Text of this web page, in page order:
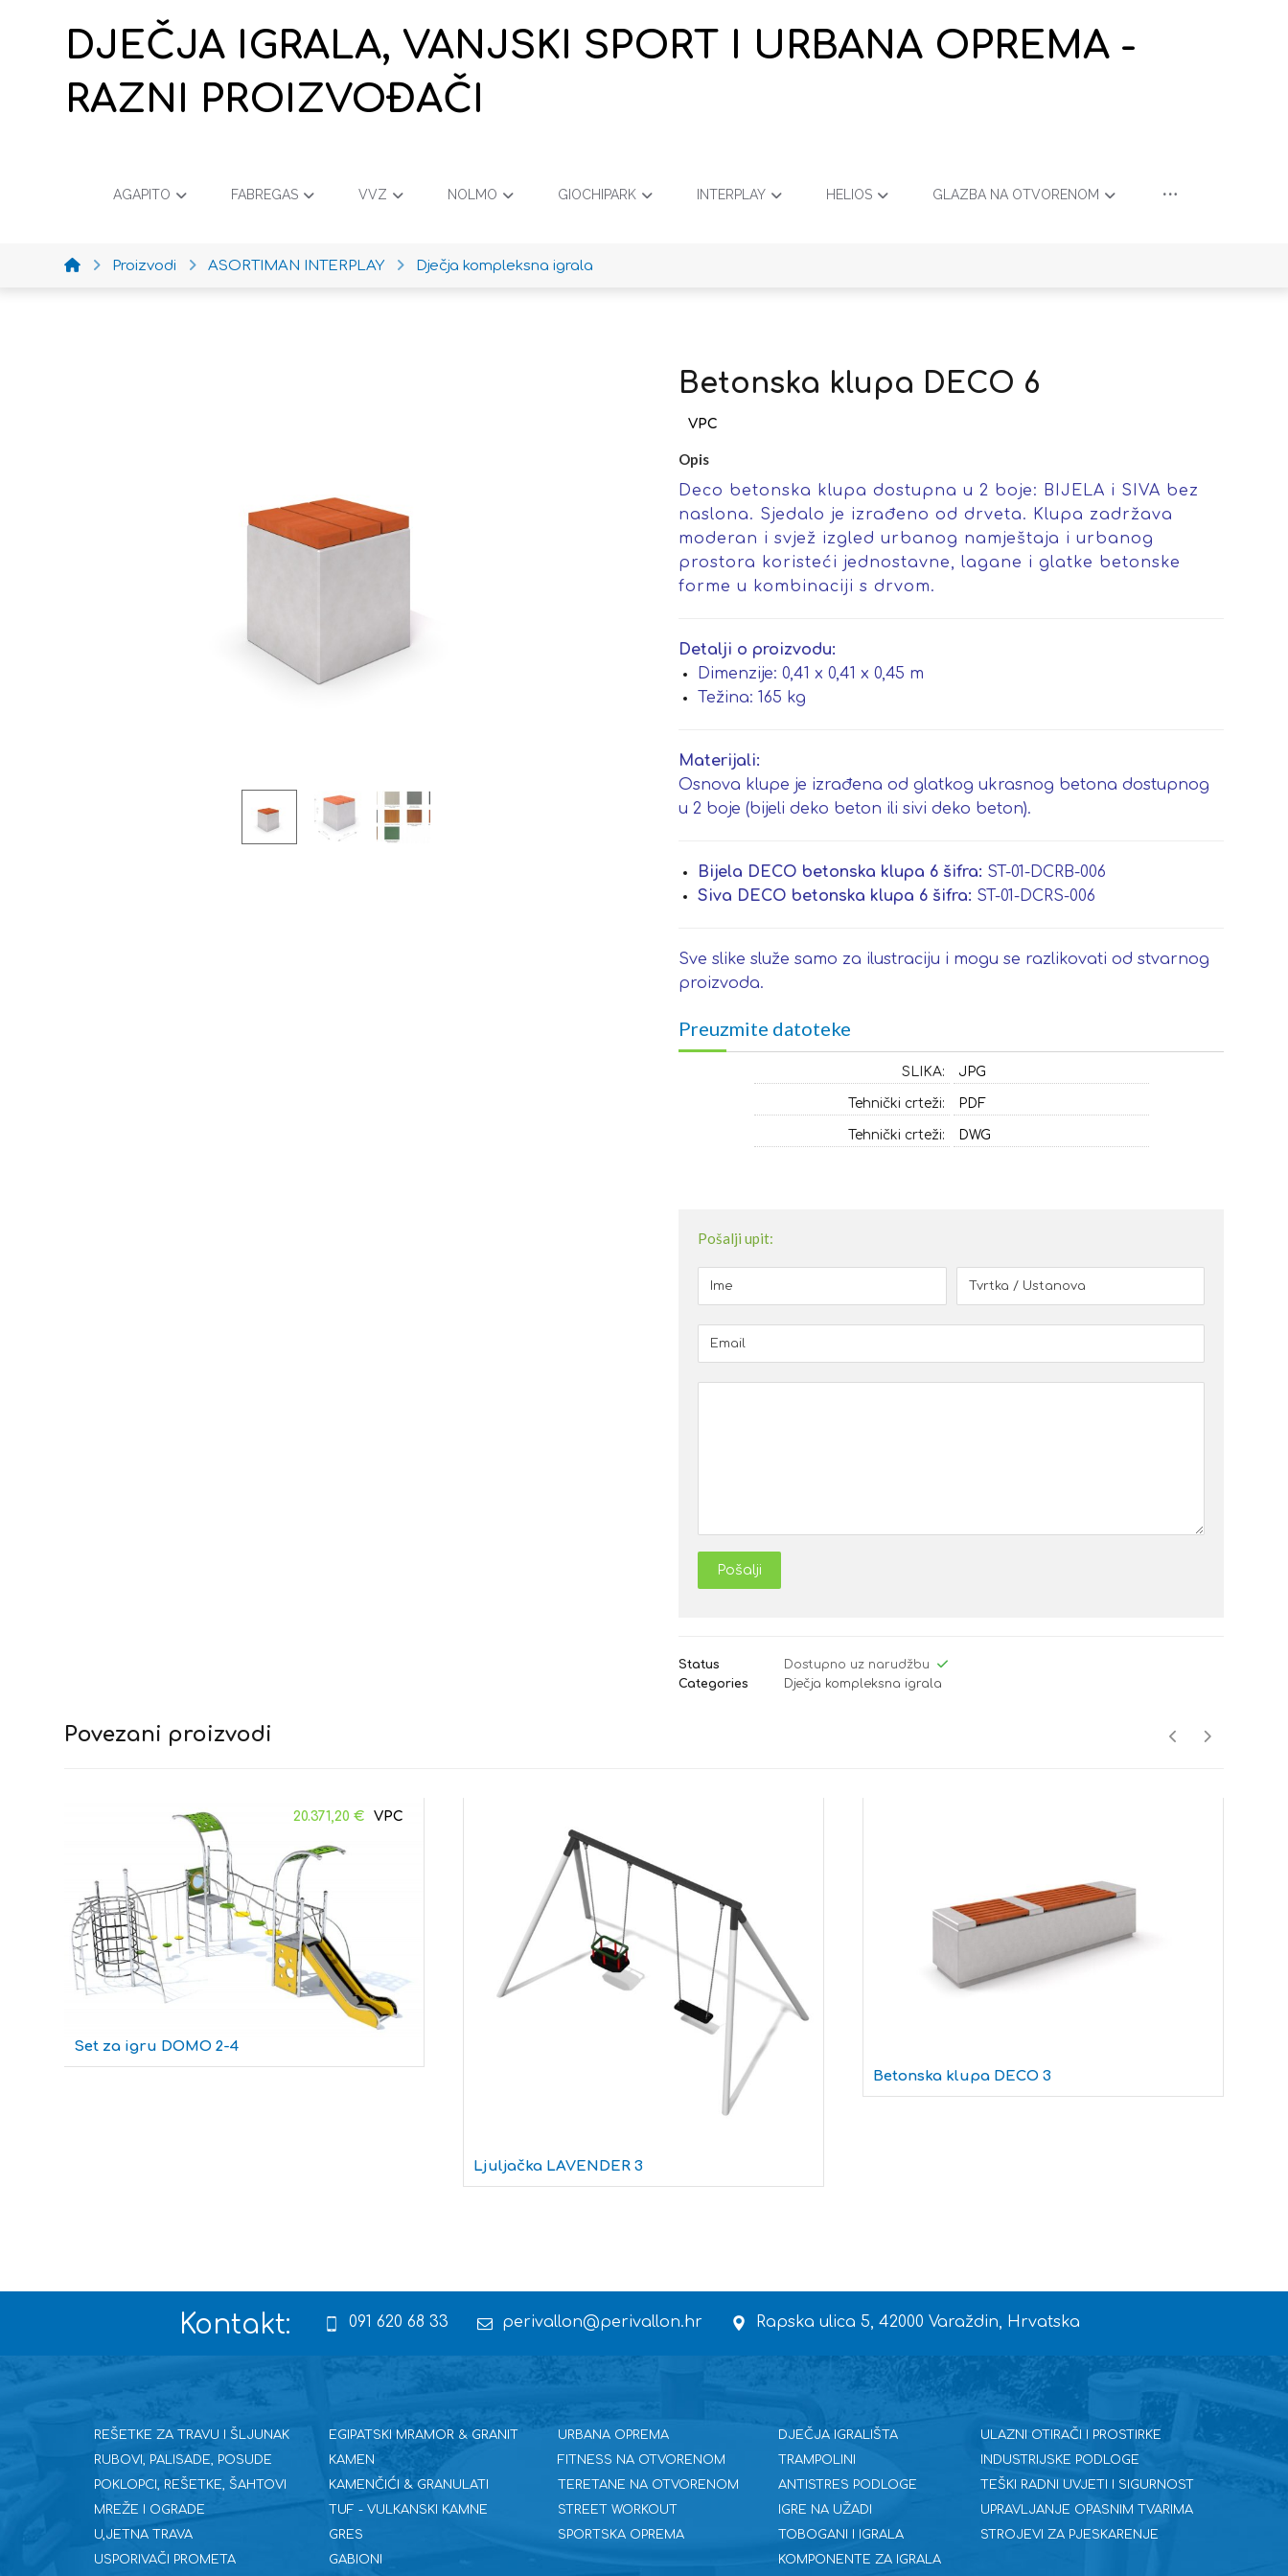
DJEČJA IGRALA, VANJSKI SPORT I URBANA OPREMA -
RAZNI PROIZVOĐAČI
AGAPITO FABREGAS VVZ NOLMO GIOCHIPARK INTERPLAY HELIOS GLAZBA NA OTVORENOM
Proizvodi ASORTIMAN INTERPLAY Dječja kompleksna igrala
Betonska klupa DECO 6
Opis
Deco betonska klupa dostupna u 2 boje: BIJELA i SIVA bez
naslona. Sjedalo je izrađeno od drveta. Klupa zadržava
moderan i svjež izgled urbanog namještaja i urbanog
prostora koristeći jednostavne, lagane i glatke betonske
forme u kombinaciji s drvom.
Detalji o proizvodu:
Dimenzije: 0,41 x 0,41 x 0,45 m
Težina: 165 kg
Materijali:
Osnova klupe je izrađena od glatkog ukrasnog betona dostupnog
u 2 boje (bijeli deko beton ili sivi deko beton).
Bijela DECO betonska klupa 6 šifra: ST-01-DCRB-006
Siva DECO betonska klupa 6 šifra: ST-01-DCRS-006
Sve slike služe samo za ilustraciju i mogu se razlikovati od stvarnog
proizvoda.
Preuzmite datoteke
SLIKA: JPG
Tehnički crteži: PDF
Tehnički crteži: DWG
Pošalji upit:
Pošalji
Status
Dostupno uz narudžbu
Categories
Dječja kompleksna igrala
Povezani proizvodi
Set za igru DOMO 2-4
20.371,20€
Ljuljačka LAVENDER 3
Betonska klupa DECO 3
Kontakt: 091 620 68 33 perivallon@perivallon.hr Rapska ulica 5, 42000 Varaždin, Hrvatska
REŠETKE ZA TRAVU I ŠLJUNAK
RUBOVI, PALISADE, POSUDE
POKLOPCI, REŠETKE, ŠAHTOVI
MREŽE I OGRADE
U,JETNA TRAVA
USPORIVAČI PROMETA
EGIPATSKI MRAMOR & GRANIT
KAMEN
KAMENČIĆI & GRANULATI
TUF - VULKANSKI KAMNE
GRES
GABIONI
URBANA OPREMA
FITNESS NA OTVORENOM
TERETANE NA OTVORENOM
STREET WORKOUT
SPORTSKA OPREMA
DJEČJA IGRALIŠTA
TRAMPOLINI
ANTISTRES PODLOGE
IGRE NA UŽADI
TOBOGANI I IGRALA
KOMPONENTE ZA IGRALA
ULAZNI OTIRAČI I PROSTIRKE
INDUSTRIJSKE PODLOGE
TEŠKI RADNI UVJETI I SIGURNOST
UPRAVLJANJE OPASNIM TVARIMA
STROJEVI ZA PJESKARENJE